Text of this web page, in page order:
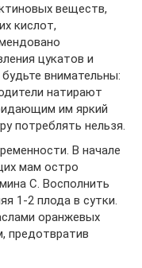
веществ,
кислот,
цукатов и
внимательны:
натирают
им яркий
потреблять нельзя.
В начале
мам остро
С. Восполнить
1-2 плода в сутки.
оранжевых
предотвратив